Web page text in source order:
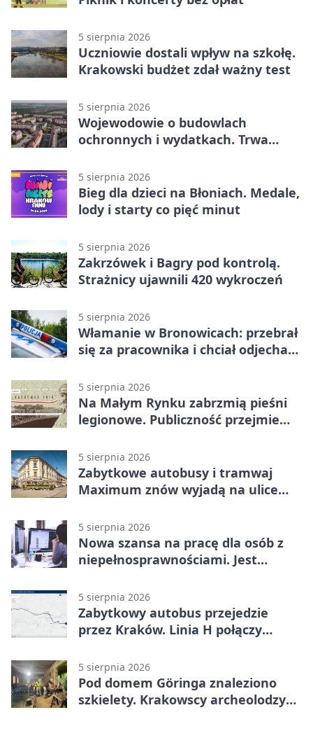
5 sierpnia 2026
Uczniowie dostali wpływ na szkołę.
Krakowski budżet zdał ważny test
5 sierpnia 2026
Wojewodowie o budowlach
ochronnych i wydatkach. Trwa
5 sierpnia 2026
Bieg dla dzieci na Błoniach. Medale,
lody i starty co pięć minut
5 sierpnia 2026
Zakrzówek i Bagry pod kontrolą.
Strażnicy ujawnili 420 wykroczeń
5 sierpnia 2026
Włamanie w Bronowicach: przebrał
się za pracownika i chciał odjechać
5 sierpnia 2026
Na Małym Rynku zabrzmią pieśni
legionowe. Publiczność przejmie
5 sierpnia 2026
Zabytkowe autobusy i tramwaj
Maximum znów wyjadą na ulice
5 sierpnia 2026
Nowa szansa na pracę dla osób z
niepełnosprawnościami. Jest
5 sierpnia 2026
Zabytkowy autobus przejedzie
przez Kraków. Linia H połączy
5 sierpnia 2026
Pod domem Göringa znaleziono
szkielety. Krakowscy archeolodzy